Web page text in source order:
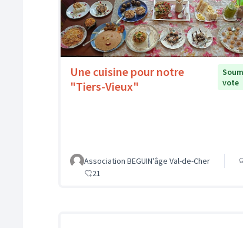
Une cuisine pour notre
"Tiers-Vieux"
vote
Association BEGUIN'âge Val-de-Cher
21